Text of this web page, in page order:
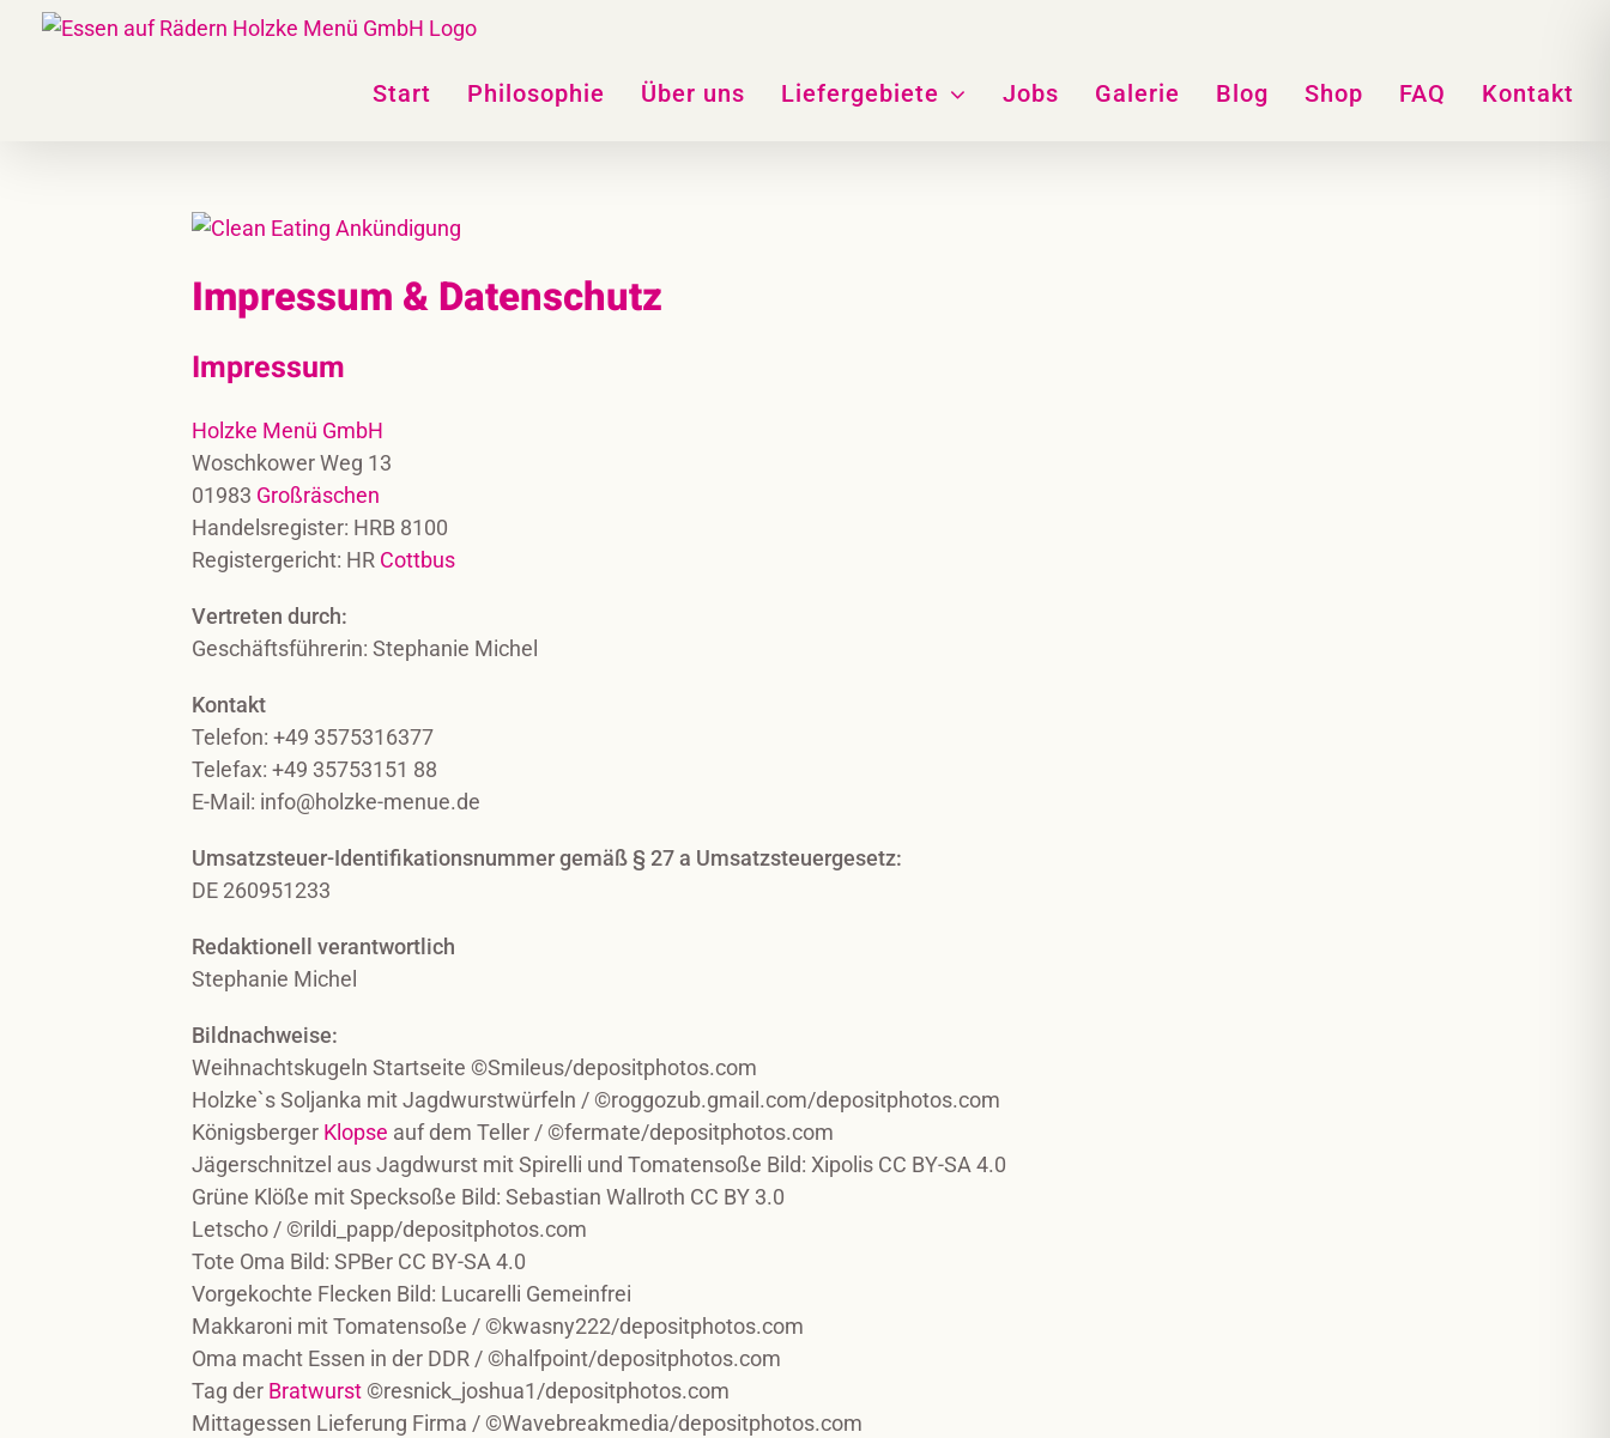
Start Philosophie Über uns Liefergebiete Jobs Galerie Blog Shop FAQ Kontakt
Impressum & Datenschutz
Impressum
Holzke Menü GmbH
Woschkower Weg 13
01983 Großräschen
Handelsregister: HRB 8100
Registergericht: HR Cottbus
Vertreten durch:
Geschäftsführerin: Stephanie Michel
Kontakt
Telefon: +49 3575316377
Telefax: +49 35753151 88
E-Mail: info@holzke-menue.de
Umsatzsteuer-Identifikationsnummer gemäß § 27 a Umsatzsteuergesetz:
DE 260951233
Redaktionell verantwortlich
Stephanie Michel
Bildnachweise:
Weihnachtskugeln Startseite ©Smileus/depositphotos.com
Holzke`s Soljanka mit Jagdwurstwürfeln / ©roggozub.gmail.com/depositphotos.com
Königsberger Klopse auf dem Teller / ©fermate/depositphotos.com
Jägerschnitzel aus Jagdwurst mit Spirelli und Tomatensoße Bild: Xipolis CC BY-SA 4.0
Grüne Klöße mit Specksoße Bild: Sebastian Wallroth CC BY 3.0
Letscho / ©rildi_papp/depositphotos.com
Tote Oma Bild: SPBer CC BY-SA 4.0
Vorgekochte Flecken Bild: Lucarelli Gemeinfrei
Makkaroni mit Tomatensoße / ©kwasny222/depositphotos.com
Oma macht Essen in der DDR / ©halfpoint/depositphotos.com
Tag der Bratwurst©resnick_joshua1/depositphotos.com
Mittagessen Lieferung Firma / ©Wavebreakmedia/depositphotos.com